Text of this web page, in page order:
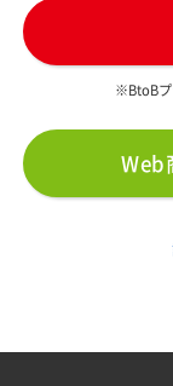
※BtoBプ
Web